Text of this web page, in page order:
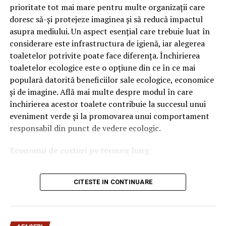
OEM.
Ce înseamnă Ravenol VMP?
DenumireaVMPidentifică o gamă de uleiuri dezvoltate
pentru motoare moderne care necesită performanțe
ridicate și compatibilitate cu numeroase specificații ale
constructorilor auto.
Acest produs este destinat în special motoarelor
moderne pe benzină și diesel, inclusiv celor echipate cu:
catalizatoare moderne;
sisteme Start-Stop.
Ce înseamnă USVO?
prioritate tot mai mare pentru multe organizații care
doresc să-și protejeze imaginea și să reducă impactul
asupra mediului. Un aspect esențial care trebuie luat în
considerare este infrastructura de igienă, iar alegerea
toaletelor potrivite poate face diferența. Închirierea
toaletelor ecologice este o opțiune din ce în ce mai
populară datorită beneficiilor sale ecologice, economice
și de imagine. Află mai multe despre modul în care
închirierea acestor toalete contribuie la succesul unui
eveniment verde și la promovarea unui comportament
responsabil din punct de vedere ecologic.
Economii de costuri pe termen lung
Unul dintre cele mai mari avantaje ale activității
închiriere toalete ecologiceeste economia de costuri.
termen lung, aceasta este o opțiune mai rentabilă decât
construirea unei infrastructuri permanente de toalete.
CITESTE IN CONTINUARE